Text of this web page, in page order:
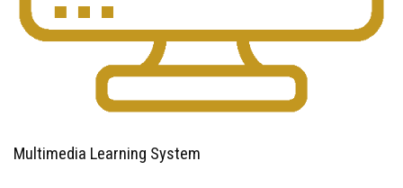
Multimedia Learning System